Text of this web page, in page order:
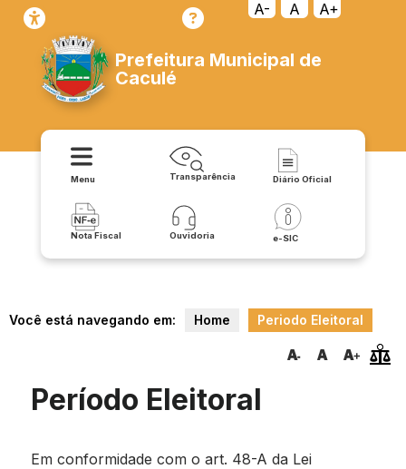
A- A A+
Prefeitura Municipal de
Caculé
Menu Transparência Diário Oficial
Nota Fiscal Ouvidoria e-SIC
Você está navegando em: Home Periodo Eleitoral
Período Eleitoral
Em conformidade com o art. 48-A da Lei